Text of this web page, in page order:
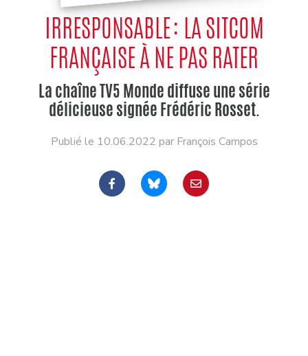
IRRESPONSABLE : LA SITCOM
FRANÇAISE À NE PAS RATER
La chaîne TV5 Monde diffuse une série
délicieuse signée Frédéric Rosset.
Publié le 10.06.2022 par François Campos